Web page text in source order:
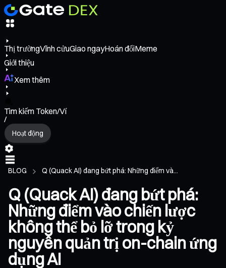
Thị trườngVĩnh cửuGiao ngayHoán đổiMeme
Giới thiệu
Xem thêm
Tìm kiếm Token/Ví
/
Hoạt động
BLOG Q (Quack AI) đang bứt phá: Những điểm và...
Q (Quack AI) đang bứt phá:
Những điểm vào chiến lược
không thể bỏ lỡ trong kỷ
nguyên quản trị on-chain ứng
dụng AI